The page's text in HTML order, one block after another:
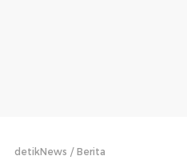
detikNews Berita